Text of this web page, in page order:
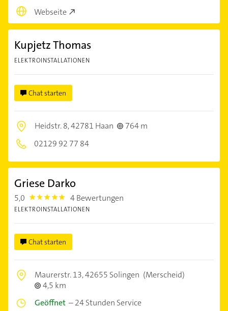
Webseite
Kupjetz Thomas
ELEKTROINSTALLATIONEN
Chat starten
Heidstr. 8,42781 Haan
764 m
02129 92 77 84
Griese Darko
5,0 5.0 4 Bewertungen
ELEKTROINSTALLATIONEN
Chat starten
Maurerstr. 13,42655 Solingen (Merscheid)
4,5 km
Geöffnet –24 Stunden Service